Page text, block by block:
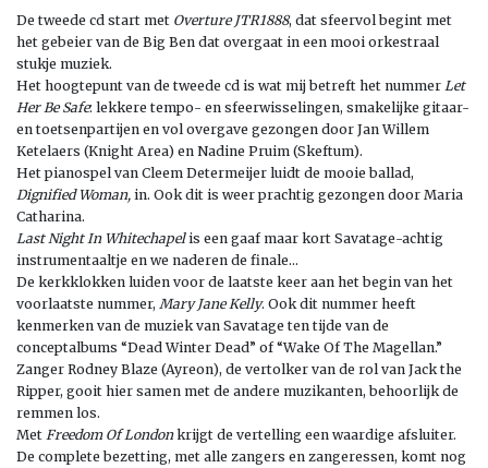
De tweede cd start met Overture JTR1888, dat sfeervol begint met
het gebeier van de Big Ben dat overgaat in een mooi orkestraal
stukje muziek.
Het hoogtepunt van de tweede cd is wat mij betreft het nummer Let
Her Be Safe: lekkere tempo- en sfeerwisselingen, smakelijke gitaar-
en toetsenpartijen en vol overgave gezongen door Jan Willem
Ketelaers (Knight Area) en Nadine Pruim (Skeftum).
Het pianospel van Cleem Determeijer luidt de mooie ballad,
Dignified Woman, in. Ook dit is weer prachtig gezongen door Maria
Catharina.
Last Night In Whitechapelis een gaaf maar kort Savatage-achtig
instrumentaaltje en we naderen de finale…
De kerkklokken luiden voor de laatste keer aan het begin van het
voorlaatste nummer, Mary Jane Kelly. Ook dit nummer heeft
kenmerken van de muziek van Savatage ten tijde van de
conceptalbums “Dead Winter Dead” of “Wake Of The Magellan.”
Zanger Rodney Blaze (Ayreon), de vertolker van de rol van Jack the
Ripper, gooit hier samen met de andere muzikanten, behoorlijk de
remmen los.
Met Freedom Of Londonkrijgt de vertelling een waardige afsluiter.
De complete bezetting, met alle zangers en zangeressen, komt nog